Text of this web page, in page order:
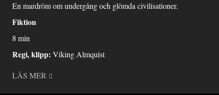
En mardröm om undergång och glömda civilisationer.
Fiktion
8 min
Regi, klipp: Viking Almquist
LÄS MER